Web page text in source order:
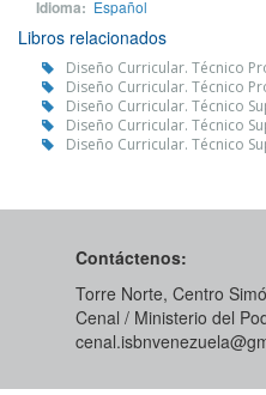
Idioma: Español
Libros relacionados
Diseño Curricular. Técnico
Diseño Curricular. Técnico
Diseño Curricular. Técnico
Diseño Curricular. Técnico
Diseño Curricular. Técnico
Contáctenos:
Torre Norte, Centro
Cenal / Ministerio del